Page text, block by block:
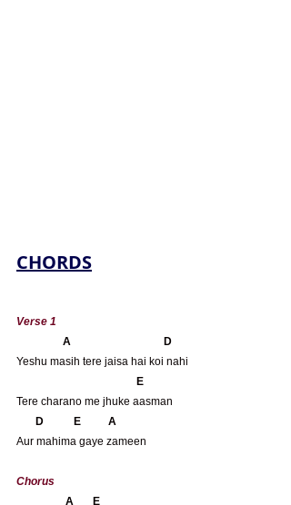
CHORDS
Verse 1
A                                  D
Yeshu masih tere jaisa hai koi nahi
E
Tere charano me jhuke aasman
D           E          A
Aur mahima gaye zameen
Chorus
                 A       E